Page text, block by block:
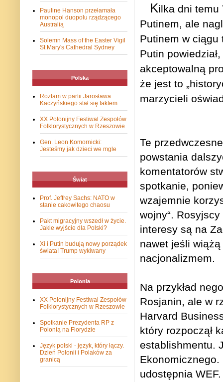
Kilka dni temu
Putinem, ale
Putinem w ciągu
Putin
akceptowalną
że jest to
marzycieli
Te
powstania
komentatorów
spotkanie,
wzajemnie
wojny“.
interesy są na
nawet jeśli
nacjonalizmem.
Na przykład
Rosjanin, ale w
Harvard
który rozpoczął
establishmentu.
Ekonomicznego.
udostępnia
Pauline Hanson przełamała
monopol duopolu rządzącego
Australią
Solemn Mass of the Easter Vigil
St Mary's Cathedral Sydney
Polska
Rozłam w partii Jarosława
Kaczyńskiego stał się faktem
XX Polonijny Festiwal Zespołów
Folklorystycznych w Rzeszowie
Gen. Leon Komornicki:
Jesteśmy jak dzieci we mgle
Świat
Prof. Jeffrey Sachs: NATO w
stanie cakowitego chaosu
Pakt migracyjny wszedł w życie.
Jakie wyjście dla Polski?
Xi i Putin budują nowy porządek
świata! Trump wykiwany
Polonia
XX Polonijny Festiwal Zespołów
Folklorystycznych w Rzeszowie
Spotkanie Prezydenta RP z
Polonią na Florydzie
Język polski - język, który łączy.
Dzień Polonii i Polaków za
granicą